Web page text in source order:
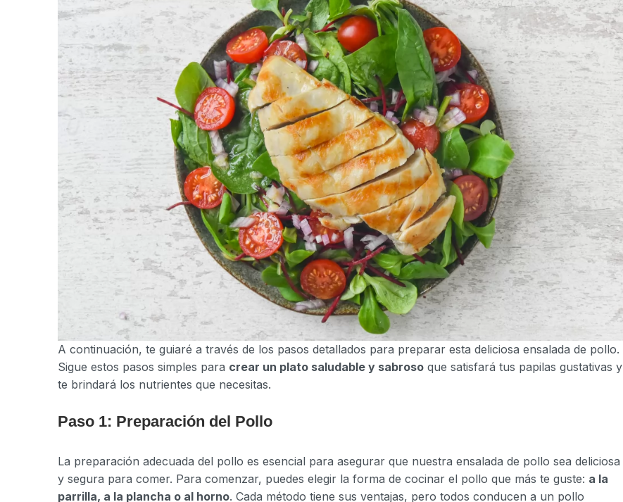
A continuación, te guiaré a través de los pasos detallados para preparar esta deliciosa ensalada de pollo.
Sigue estos pasos simples para crear un plato saludable y sabroso que satisfará tus papilas gustativas y
te brindará los nutrientes que necesitas.
Paso 1: Preparación del Pollo
La preparación adecuada del pollo es esencial para asegurar que nuestra ensalada de pollo sea deliciosa
y segura para comer. Para comenzar, puedes elegir la forma de cocinar el pollo que más te guste: a la
parrilla, a la plancha o al horno. Cada método tiene sus ventajas, pero todos conducen a un pollo